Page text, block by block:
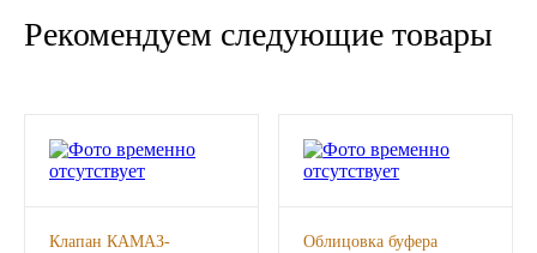
North Sea Lubricants
АПП
Рекомендуем следующие товары
Клапан КАМАЗ-
Облицовка буфера